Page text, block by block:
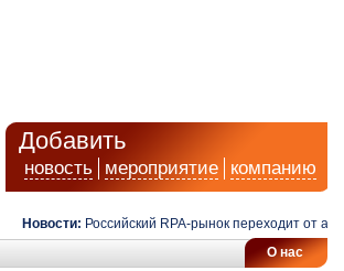
Добавить
новость мероприятие компанию
Новости: Российский RPA-рынок переходит от
О нас